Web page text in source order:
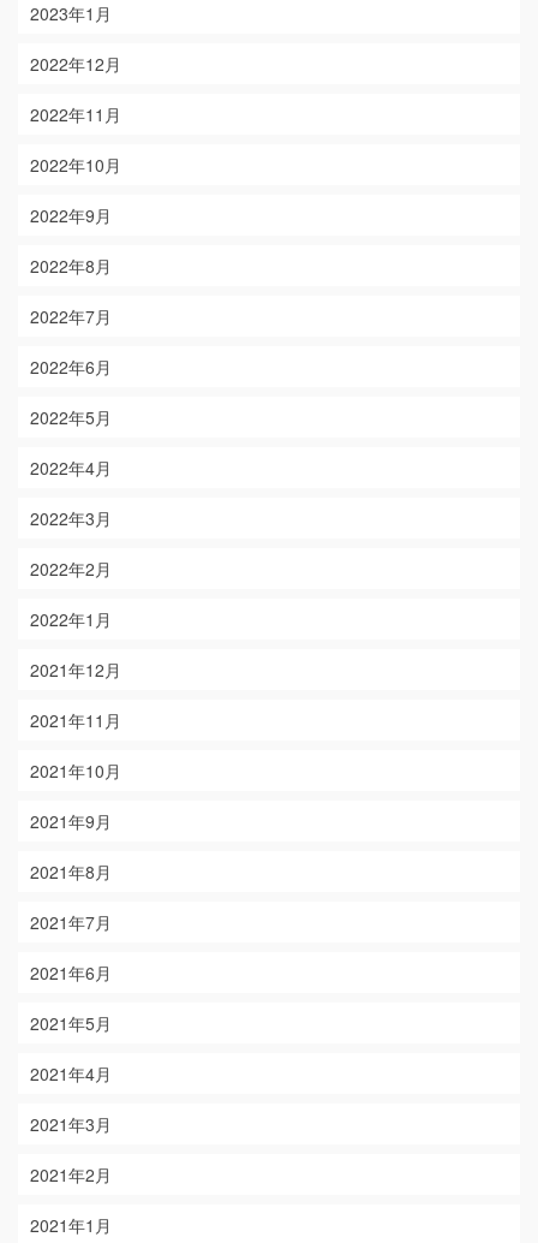
2023年1月
2022年12月
2022年11月
2022年10月
2022年9月
2022年8月
2022年7月
2022年6月
2022年5月
2022年4月
2022年3月
2022年2月
2022年1月
2021年12月
2021年11月
2021年10月
2021年9月
2021年8月
2021年7月
2021年6月
2021年5月
2021年4月
2021年3月
2021年2月
2021年1月